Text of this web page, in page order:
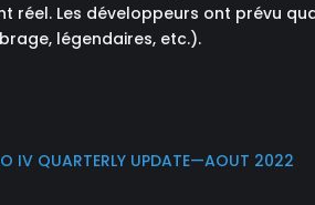
réel. Les développeurs ont prévu
légendaires, etc.).
IV QUARTERLY UPDATE—AOUT 2022